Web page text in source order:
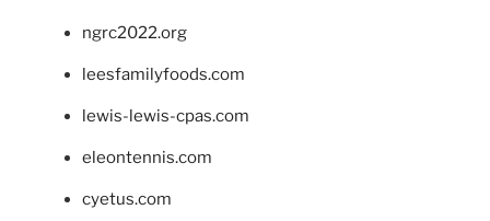
ngrc2022.org
leesfamilyfoods.com
lewis-lewis-cpas.com
eleontennis.com
cyetus.com